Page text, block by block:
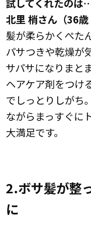
北里 梢さん（36歳
髪が柔らかくぺた
パサつきや乾燥が
サパサになりまと
ヘアケア剤をつけ
でしっとりしがち
ながらまっすぐに
大満足です。
2.ボサ髪が整
に